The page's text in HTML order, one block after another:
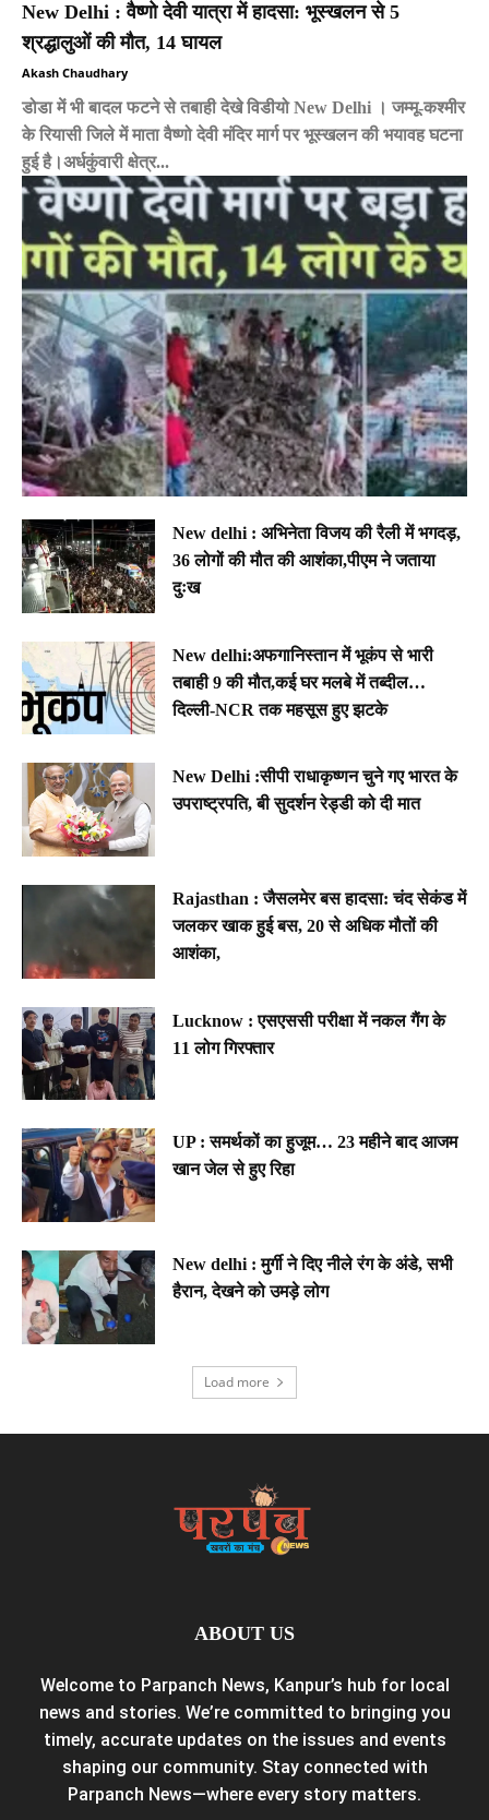
New Delhi : वैष्णो देवी यात्रा में हादसा: भूस्खलन से 5
श्रद्धालुओं की मौत, 14 घायल
Akash Chaudhary
डोडा में भी बादल फटने से तबाही देखे विडीयो New Delhi । जम्मू-कश्मीर
के रियासी जिले में माता वैष्णो देवी मंदिर मार्ग पर भूस्खलन की भयावह घटना
हुई है।अर्धकुंवारी क्षेत्र...
New delhi : अभिनेता विजय की रैली में भगदड़,
36 लोगों की मौत की आशंका,पीएम ने जताया
दुःख
New delhi:अफगानिस्तान में भूकंप से भारी
तबाही 9 की मौत,कई घर मलबे में तब्दील…
दिल्ली-NCR तक महसूस हुए झटके
New Delhi :सीपी राधाकृष्णन चुने गए भारत के
उपराष्ट्रपति, बी सुदर्शन रेड्डी को दी मात
Rajasthan : जैसलमेर बस हादसा: चंद सेकंड में
जलकर खाक हुई बस, 20 से अधिक मौतों की
आशंका,
Lucknow : एसएससी परीक्षा में नकल गैंग के
11 लोग गिरफ्तार
UP : समर्थकों का हुजूम… 23 महीने बाद आजम
खान जेल से हुए रिहा
New delhi : मुर्गी ने दिए नीले रंग के अंडे, सभी
हैरान, देखने को उमड़े लोग
Load more
ABOUT US
Welcome to Parpanch News, Kanpur’s hub for local
news and stories. We’re committed to bringing you
timely, accurate updates on the issues and events
shaping our community. Stay connected with
Parpanch News—where every story matters.